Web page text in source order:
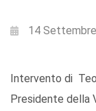
14
Intervento di
Presidente della